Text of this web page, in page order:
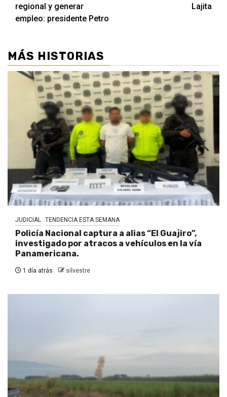
regional y generar
empleo: presidente Petro
Lajita
MÁS HISTORIAS
JUDICIAL TENDENCIA ESTA SEMANA
Policía Nacional captura a alias “El Guajiro”,
investigado por atracos a vehículos en la vía
Panamericana.
1 día atrás silvestre